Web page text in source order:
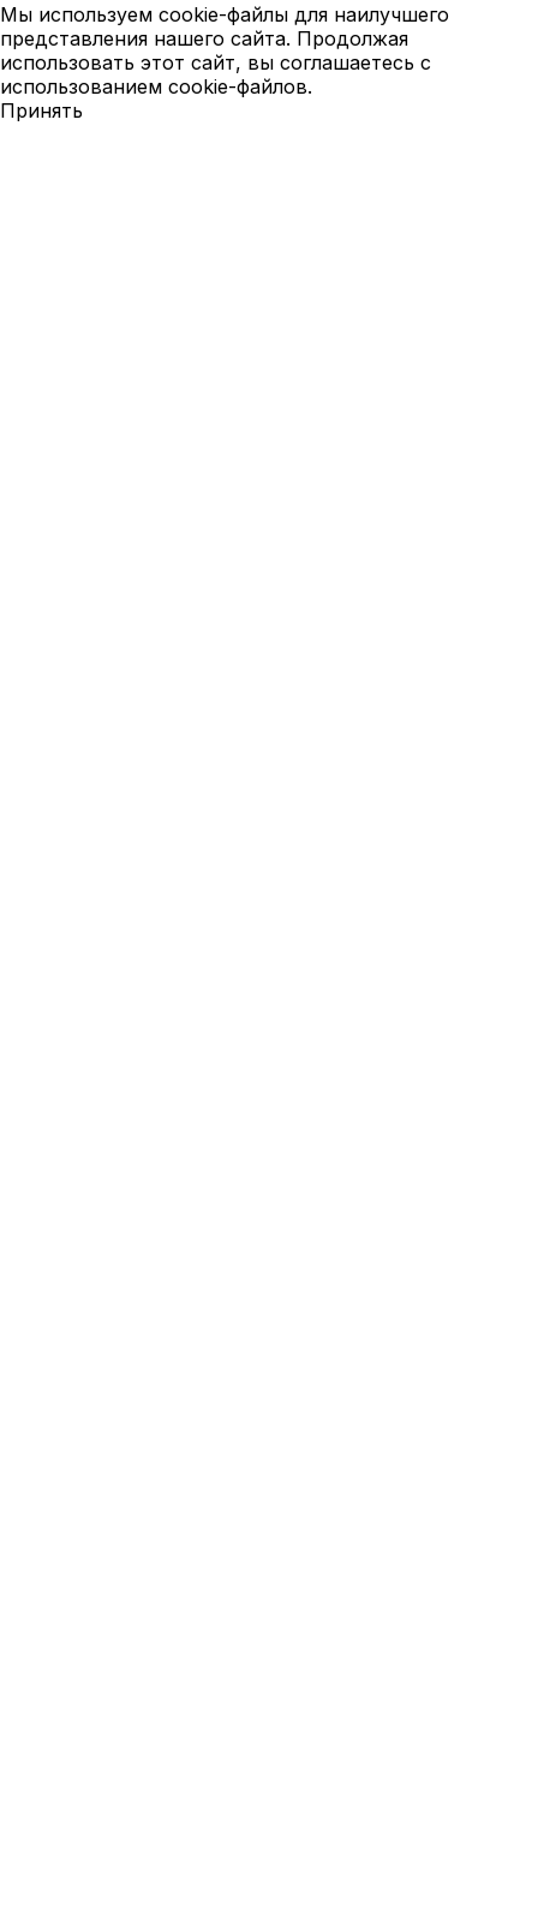
Мы используем cookie-файлы для наилучшего
представления нашего сайта. Продолжая
использовать этот сайт, вы соглашаетесь с
использованием cookie-файлов.
Принять